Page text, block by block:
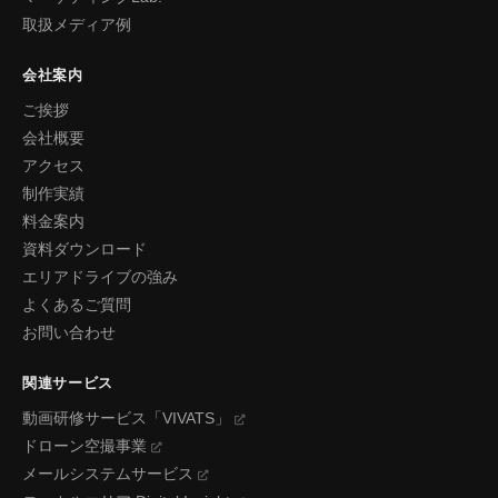
取扱メディア例
会社案内
ご挨拶
会社概要
アクセス
制作実績
料金案内
資料ダウンロード
エリアドライブの強み
よくあるご質問
お問い合わせ
関連サービス
動画研修サービス「VIVATS」
ドローン空撮事業
メールシステムサービス